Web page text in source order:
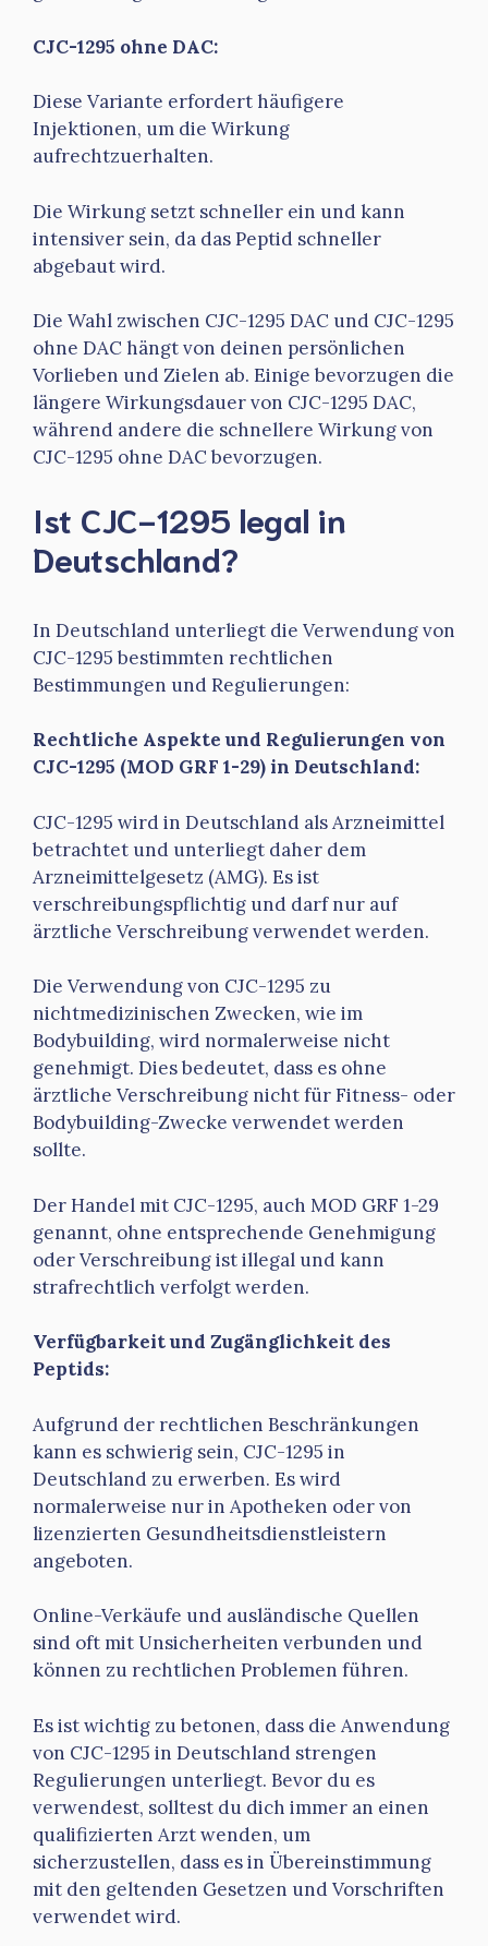
CJC-1295 ohne DAC:
Diese Variante erfordert häufigere
Injektionen, um die Wirkung
aufrechtzuerhalten.
Die Wirkung setzt schneller ein und kann
intensiver sein, da das Peptid schneller
abgebaut wird.
Die Wahl zwischen CJC-1295 DAC und CJC-1295
ohne DAC hängt von deinen persönlichen
Vorlieben und Zielen ab. Einige bevorzugen die
längere Wirkungsdauer von CJC-1295 DAC,
während andere die schnellere Wirkung von
CJC-1295 ohne DAC bevorzugen.
Ist CJC-1295 legal in
Deutschland?
In Deutschland unterliegt die Verwendung von
CJC-1295 bestimmten rechtlichen
Bestimmungen und Regulierungen:
Rechtliche Aspekte und Regulierungen von
CJC-1295 (MOD GRF 1-29) in Deutschland:
CJC-1295 wird in Deutschland als Arzneimittel
betrachtet und unterliegt daher dem
Arzneimittelgesetz (AMG). Es ist
verschreibungspflichtig und darf nur auf
ärztliche Verschreibung verwendet werden.
Die Verwendung von CJC-1295 zu
nichtmedizinischen Zwecken, wie im
Bodybuilding, wird normalerweise nicht
genehmigt. Dies bedeutet, dass es ohne
ärztliche Verschreibung nicht für Fitness- oder
Bodybuilding-Zwecke verwendet werden
sollte.
Der Handel mit CJC-1295, auch MOD GRF 1-29
genannt, ohne entsprechende Genehmigung
oder Verschreibung ist illegal und kann
strafrechtlich verfolgt werden.
Verfügbarkeit und Zugänglichkeit des
Peptids:
Aufgrund der rechtlichen Beschränkungen
kann es schwierig sein, CJC-1295 in
Deutschland zu erwerben. Es wird
normalerweise nur in Apotheken oder von
lizenzierten Gesundheitsdienstleistern
angeboten.
Online-Verkäufe und ausländische Quellen
sind oft mit Unsicherheiten verbunden und
können zu rechtlichen Problemen führen.
Es ist wichtig zu betonen, dass die Anwendung
von CJC-1295 in Deutschland strengen
Regulierungen unterliegt. Bevor du es
verwendest, solltest du dich immer an einen
qualifizierten Arzt wenden, um
sicherzustellen, dass es in Übereinstimmung
mit den geltenden Gesetzen und Vorschriften
verwendet wird.